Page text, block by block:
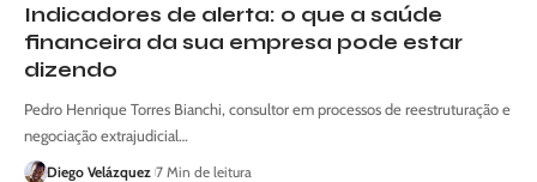
Indicadores de alerta: o que a saúde
financeira da sua empresa pode estar
dizendo
Pedro Henrique Torres Bianchi, consultor em processos de reestruturação e
negociação extrajudicial…
Diego Velázquez 7 Min de leitura